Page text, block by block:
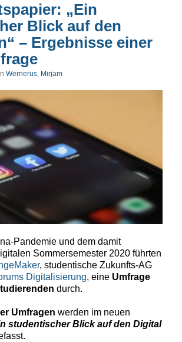
„Ein
Blick auf den
– Ergebnisse einer
Wernerus, Mirjam
Pandemie und dem damit
Sommersemester 2020 führten
, studentische Zukunfts-AG
Digitalisierung, eine Umfrage
durch.
Umfragen werden im neuen
studentischer Blick auf den Digital